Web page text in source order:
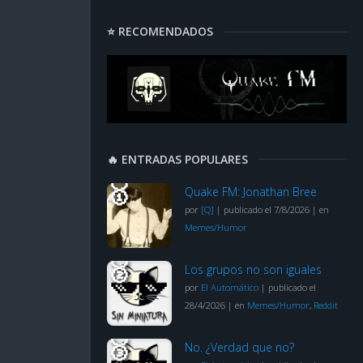
⭐ RECOMENDADOS
🔥 ENTRADAS POPULARES
Quake FM: Jonathan Bree
por [Q] | publicado el 7/8/2026 | en
Memes/Humor
Los grupos no son iguales
por El Automático | publicado el
28/4/2026 | en Memes/Humor, Reddit
No. ¿Verdad que no?